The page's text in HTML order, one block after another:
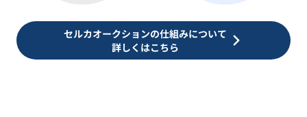
セルカオークションの仕組みについて
詳しくはこちら